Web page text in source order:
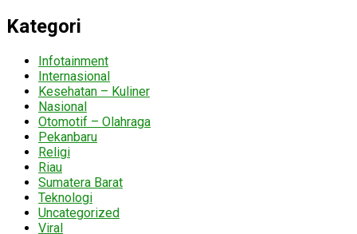
Kategori
Infotainment
Internasional
Kesehatan – Kuliner
Nasional
Otomotif – Olahraga
Pekanbaru
Religi
Riau
Sumatera Barat
Teknologi
Uncategorized
Viral